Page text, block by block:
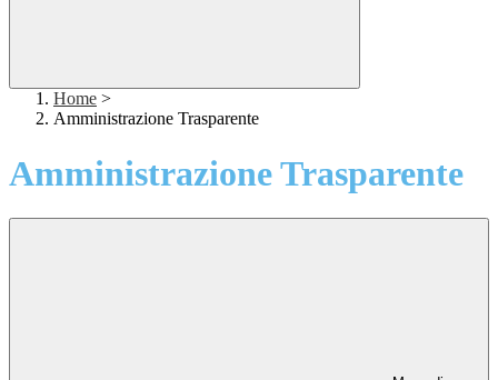
Home >
Amministrazione Trasparente
Amministrazione Trasparente